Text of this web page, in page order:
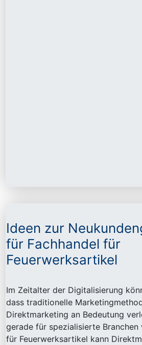
Ideen zur
für Fachhandel für
Feuerwerksartikel
Im Zeitalter der Digitalisierung
dass traditionelle
Direktmarketing an Bedeutung
gerade für spezialisierte Branchen
für Feuerwerksartikel kann